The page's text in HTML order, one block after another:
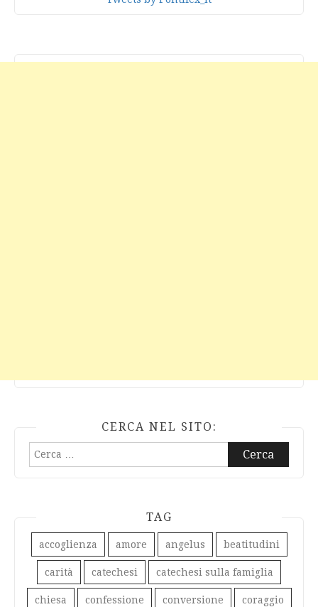
CERCA NEL SITO:
Ricerca
per:
TAG
accoglienza amore angelus beatitudini
carità catechesi catechesi sulla famiglia
chiesa confessione conversione coraggio